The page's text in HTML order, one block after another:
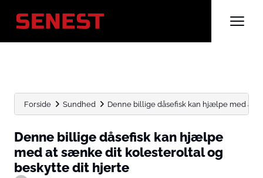
Forside Sundhed Denne billige dåsefisk kan hjælpe med at
Denne billige dåsefisk kan hjælpe
med at sænke dit kolesteroltal og
beskytte dit hjerte